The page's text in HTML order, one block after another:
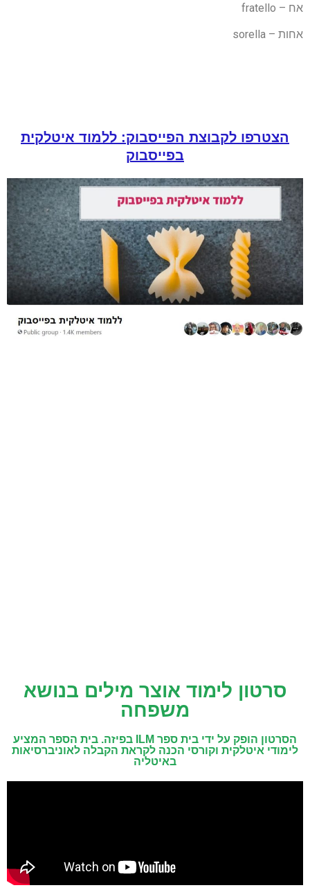
אח – fratello
אחות – sorella
הצטרפו לקבוצת הפייסבוק: ללמוד איטלקית
בפייסבוק
סרטון לימוד אוצר מילים בנושא
משפחה
הסרטון הופק על ידי בית ספר ILM בפיזה. בית הספר המציע
לימודי איטלקית וקורסי הכנה לקראת הקבלה לאוניברסיאות
באיטליה